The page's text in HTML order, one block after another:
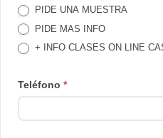
LLAMAMOS
PIDE UNA MUESTRA
PIDE MAS INFO
+ INFO CLASES ON LINE
Teléfono *